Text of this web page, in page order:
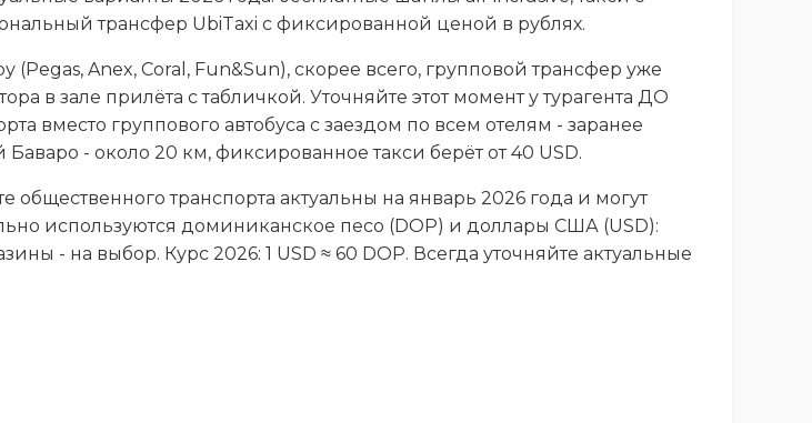
трансфер UbiTaxi с фиксированной ценой в рублях.
(Pegas, Anex, Coral, Fun&Sun), скорее всего, групповой трансфер уже
в зале прилёта с табличкой. Уточняйте этот момент у турагента ДО
вместо группового автобуса с заездом по всем отелям - заранее
- около 20 км, фиксированное такси берёт от 40 USD.
транспорта актуальны на январь 2026 года и могут
используются доминиканское песо (DOP) и доллары США (USD):
- на выбор. Курс 2026: 1 USD ≈ 60 DOP. Всегда уточняйте актуальные